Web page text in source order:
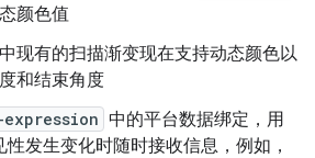
颜色值
现有的扫描渐变现在支持动态颜色以
和结束角度
中的平台数据绑定，用
发生变化时随时接收信息，例如，